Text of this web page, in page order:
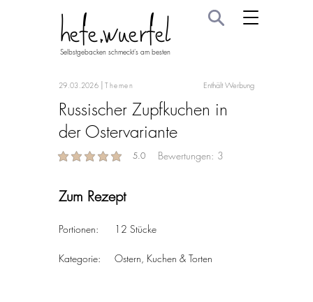
hefe.wuerfel
Selbstgebacken schmeckt's am besten
29.03.2026 |Themen Enthält Werbung
Russischer Zupfkuchen in
der Ostervariante
Bewertungen: 3
5.0
average rating is 5 out of 5
Zum Rezept
12 Stücke
Ostern, Kuchen & Torten